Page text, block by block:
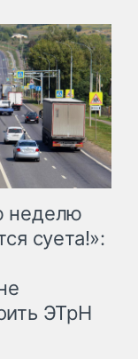
неделю
суета!»:
ЭТрН